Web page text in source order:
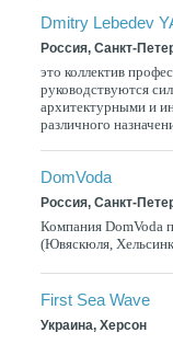
Dmitry Lebedev
Россия, Санкт-
это коллектив
руководствуются
архитектурными и
различного
DomVoda
Россия, Санкт-
Компания DomVoda
(Ювяскюля,
First Sea Wave
Украина, Херсон